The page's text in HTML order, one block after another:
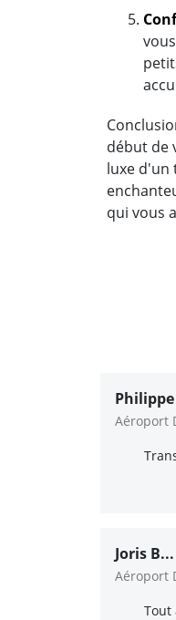
début de
luxe d'un
qui vous
Aéroport
Joris B...
Aéroport
Tout